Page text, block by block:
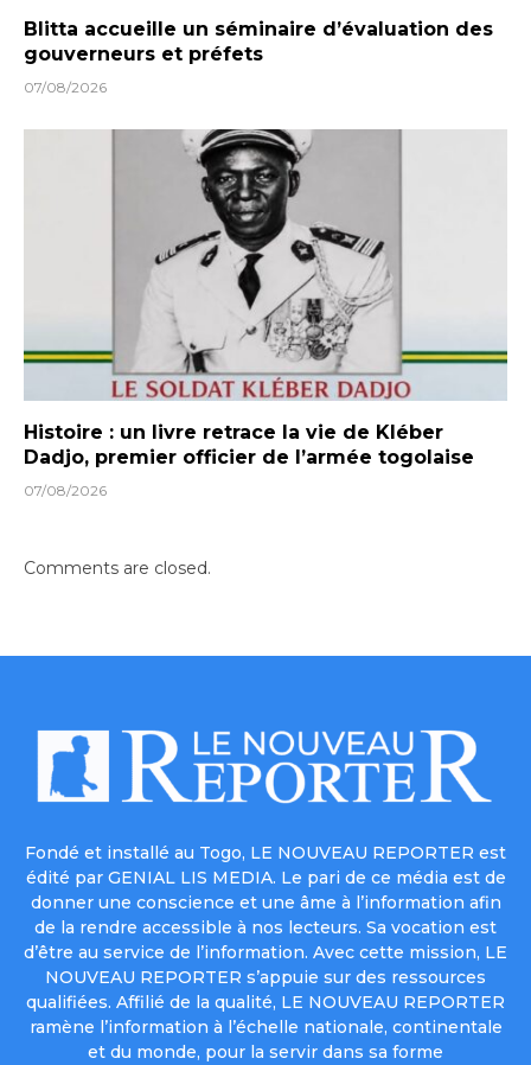
Blitta accueille un séminaire d’évaluation des
gouverneurs et préfets
07/08/2026
Histoire : un livre retrace la vie de Kléber
Dadjo, premier officier de l’armée togolaise
07/08/2026
Comments are closed.
Fondé et installé au Togo, LE NOUVEAU REPORTER est
édité par GENIAL LIS MEDIA. Le pari de ce média est de
donner une conscience et une âme à l’information afin
de la rendre accessible à nos lecteurs. Sa vocation est
d’être au service de l’information. Avec cette mission, LE
NOUVEAU REPORTER s’appuie sur des ressources
qualifiées. Affilié de la qualité, LE NOUVEAU REPORTER
ramène l’information à l’échelle nationale, continentale
et du monde, pour la servir dans sa forme